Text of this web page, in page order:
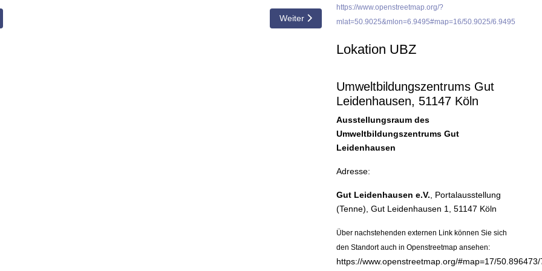
03.01.2011 Vorschau auf den Vereinsabend - Vortrag: Fischkrankheiten: Ursachen, Diagnose und Behandlung
Nächster Beitrag: 04.10.2010 Vorschau auf den Vereinsabend -
Weiter
https://www.openstreetmap.org/?
mlat=50.9025&mlon=6.9495#map=16/50.9025/6.9495
Lokation UBZ
Umweltbildungszentrums Gut
Leidenhausen, 51147 Köln
Ausstellungsraum des
Umweltbildungszentrums Gut
Leidenhausen
Adresse:
Gut Leidenhausen e.V. , Portalausstellung
(Tenne), Gut Leidenhausen 1, 51147 Köln
Über nachstehenden externen Link können Sie sich
den Standort auch in Openstreetmap ansehen:
https://www.openstreetmap.org/#map=17/